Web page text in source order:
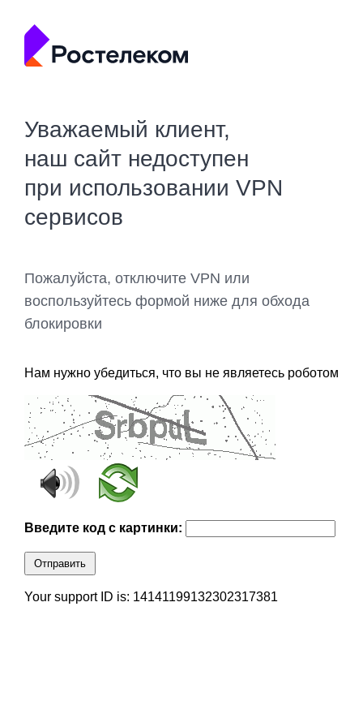
Уважаемый клиент,
наш сайт недоступен
при использовании VPN
сервисов
Пожалуйста, отключите VPN или
воспользуйтесь формой ниже для обхода
блокировки
Нам нужно убедиться, что вы не являетесь роботом
Введите код с картинки:
Отправить
Your support ID is: 14141199132302317381